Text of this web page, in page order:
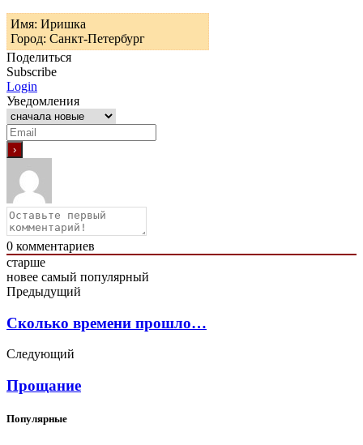
Имя: Иришка
Город: Санкт-Петербург
Поделиться
Subscribe
Login
Уведомления
0 комментариев
старше
новее самый популярный
Предыдущий
Сколько времени прошло…
Следующий
Прощание
Популярные